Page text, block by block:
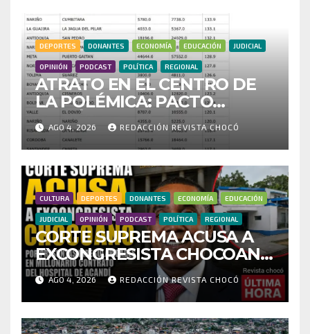
DEPORTES DONANTES ECONOMÍA EDUCACIÓN JUDICIAL
OPINIÓN PODCAST POLÍTICA REGIONAL
ATRATO EN EL CENTRO DE
LA POLÉMICA: PACTO
HISTÓRICO CUESTIONA
CENSO ELECTORAL Y PIDE
INVESTIGAR PRESUNTO
FRAUDE
AGO 4, 2026 REDACCIÓN REVISTA CHOCÓ
CULTURA DEPORTES DONANTES ECONOMÍA EDUCACIÓN
JUDICIAL OPINIÓN PODCAST POLÍTICA REGIONAL
CORTE SUPREMA ACUSA A
EXCONGRESISTA CHOCOANO
POR PRESUNTAS
IRREGULARIDADES EN
MILLONARIO CONTRATO
DEL HOSPITAL DE ACANDÍ
AGO 4, 2026 REDACCIÓN REVISTA CHOCÓ